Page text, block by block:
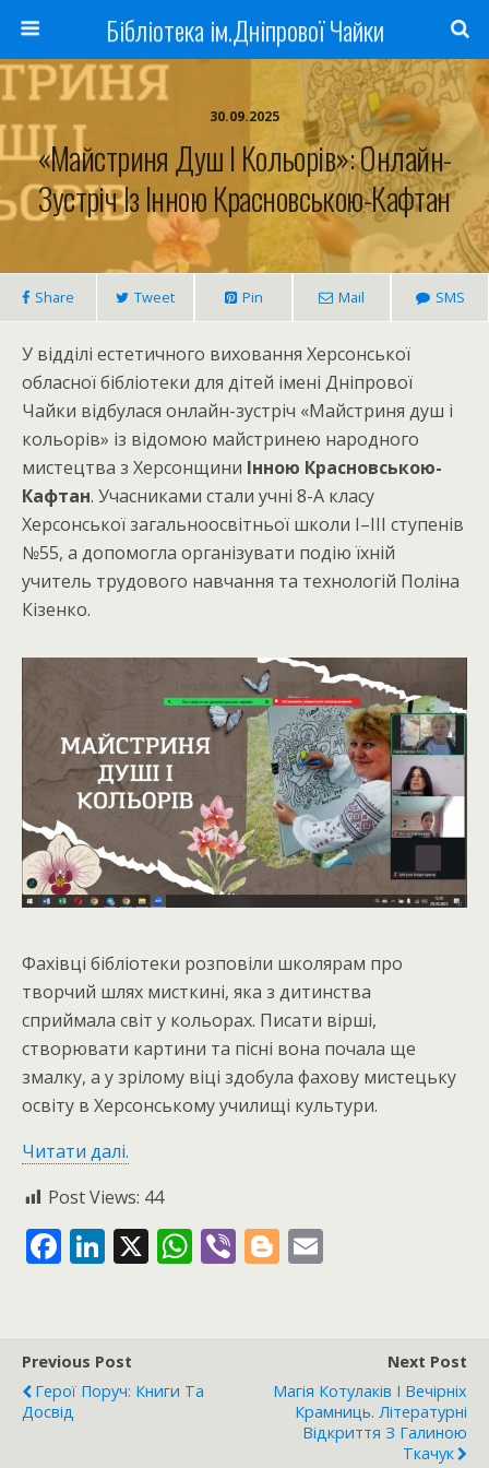
Бібліотека ім.Дніпрової Чайки
30.09.2025
«Майстриня Душ І Кольорів»: Онлайн-
Зустріч Із Інною Красновською-Кафтан
Share Tweet Pin Mail SMS
У відділі естетичного виховання Херсонської
обласної бібліотеки для дітей імені Дніпрової
Чайки відбулася онлайн-зустріч «Майстриня душ і
кольорів» із відомою майстринею народного
мистецтва з Херсонщини Інною Красновською-
Кафтан. Учасниками стали учні 8-А класу
Херсонської загальноосвітньої школи І–ІІІ ступенів
№55, а допомогла організувати подію їхній
учитель трудового навчання та технологій Поліна
Кізенко.
Фахівці бібліотеки розповіли школярам про
творчий шлях мисткині, яка з дитинства
сприймала світ у кольорах. Писати вірші,
створювати картини та пісні вона почала ще
змалку, а у зрілому віці здобула фахову мистецьку
освіту в Херсонському училищі культури.
Читати далі.
Post Views: 44
F
b
o
o
Li
e
dI
X W
A
Vi Bl
er
Previous Post
Герої Поруч: Книги Та
Досвід
Next Post
Магія Котулаків І Вечірніх
Крамниць. Літературні
Відкриття З Галиною
Ткачук